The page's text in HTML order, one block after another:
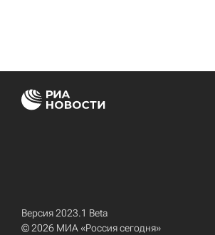
Версия 2023.1 Beta
© 2026 МИА «Россия сегодня»